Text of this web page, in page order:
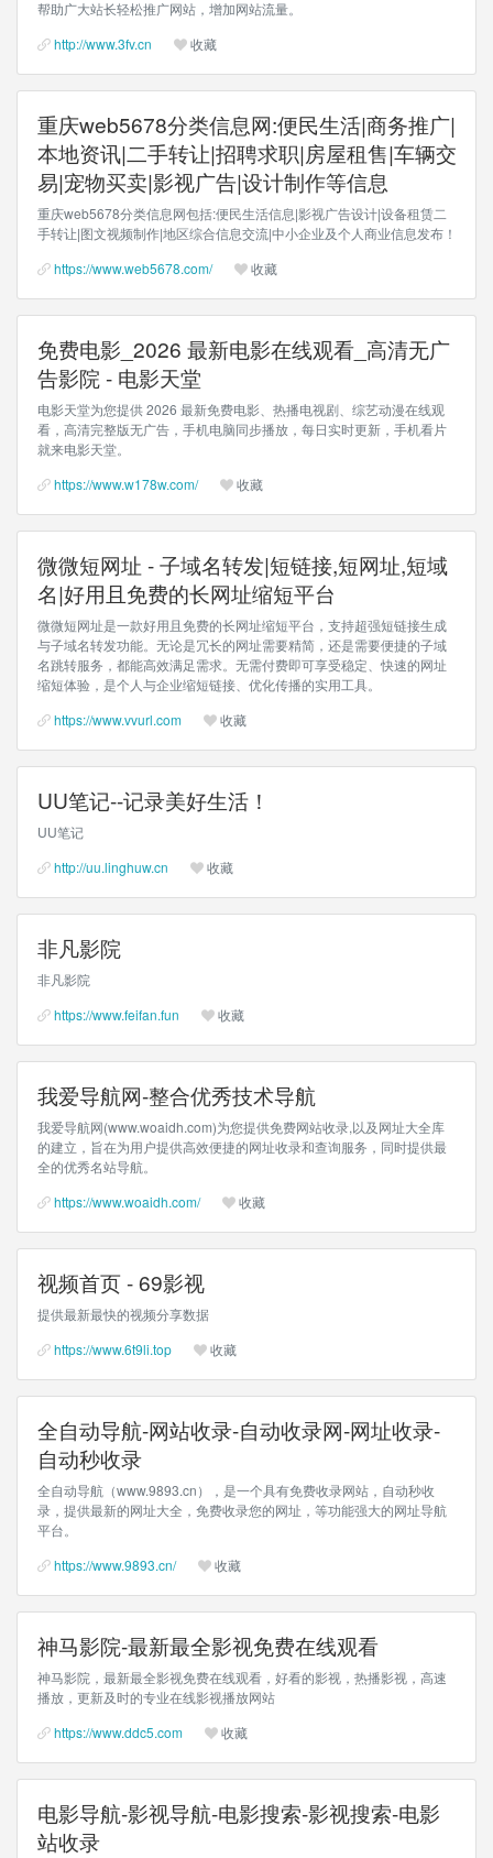
帮助广大站长轻松推广网站，增加网站流量。
http://www.3fv.cn
收藏
重庆web5678分类信息网:便民生活|商务推广|
本地资讯|二手转让|招聘求职|房屋租售|车辆交
易|宠物买卖|影视广告|设计制作等信息
重庆web5678分类信息网包括:便民生活信息|影视广告设计|设备租赁二
手转让|图文视频制作|地区综合信息交流|中小企业及个人商业信息发布！
https://www.web5678.com/
收藏
免费电影_2026 最新电影在线观看_高清无广
告影院 - 电影天堂
电影天堂为您提供 2026 最新免费电影、热播电视剧、综艺动漫在线观
看，高清完整版无广告，手机电脑同步播放，每日实时更新，手机看片
就来电影天堂。
https://www.w178w.com/
收藏
微微短网址 - 子域名转发|短链接,短网址,短域
名|好用且免费的长网址缩短平台
微微短网址是一款好用且免费的长网址缩短平台，支持超强短链接生成
与子域名转发功能。无论是冗长的网址需要精简，还是需要便捷的子域
名跳转服务，都能高效满足需求。无需付费即可享受稳定、快速的网址
缩短体验，是个人与企业缩短链接、优化传播的实用工具。
https://www.vvurl.com
收藏
UU笔记--记录美好生活！
UU笔记
http://uu.linghuw.cn
收藏
非凡影院
非凡影院
https://www.feifan.fun
收藏
我爱导航网-整合优秀技术导航
我爱导航网(www.woaidh.com)为您提供免费网站收录,以及网址大全库
的建立，旨在为用户提供高效便捷的网址收录和查询服务，同时提供最
全的优秀名站导航。
https://www.woaidh.com/
收藏
视频首页 - 69影视
提供最新最快的视频分享数据
https://www.6t9li.top
收藏
全自动导航-网站收录-自动收录网-网址收录-
自动秒收录
全自动导航（www.9893.cn），是一个具有免费收录网站，自动秒收
录，提供最新的网址大全，免费收录您的网址，等功能强大的网址导航
平台。
https://www.9893.cn/
收藏
神马影院-最新最全影视免费在线观看
神马影院，最新最全影视免费在线观看，好看的影视，热播影视，高速
播放，更新及时的专业在线影视播放网站
https://www.ddc5.com
收藏
电影导航-影视导航-电影搜索-影视搜索-电影
站收录